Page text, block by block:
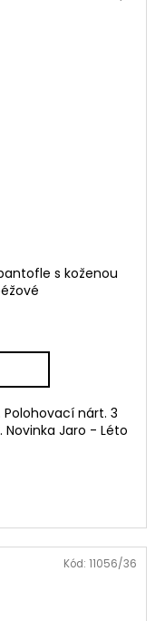
s koženou
nárt. 3
Novinka Jaro - Léto
Kód: 11056/36